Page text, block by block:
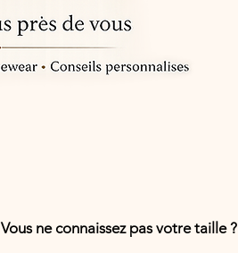
Vous ne connaissez pas votre taille ?